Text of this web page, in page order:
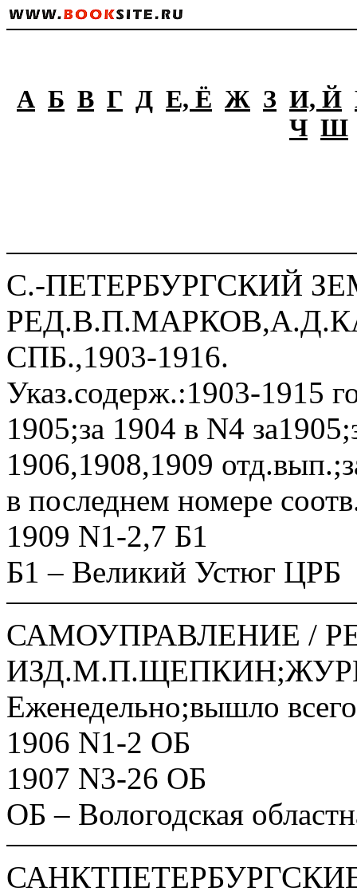
А Б В Г Д Е, Ё Ж З И, Й
Ч Ш
С.-ПЕТЕРБУРГСКИЙ
СПБ.,1903-1916.
Указ.содерж.:1903-1915
1905;за 1904 в N4
1906,1908,1909
в последнем номере
1909 N1-2,7 Б1
Б1 – Великий Устюг ЦРБ
САМОУПРАВЛЕНИЕ /
Еженедельно;вышло
1906 N1-2 ОБ
1907 N3-26 ОБ
ОБ – Вологодская